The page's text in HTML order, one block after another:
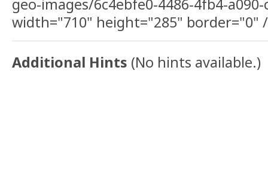
geo-images/6c4ebfe0-4486-4fb4-
width="710" height="285" border="0"
Additional Hints (No hints available.)